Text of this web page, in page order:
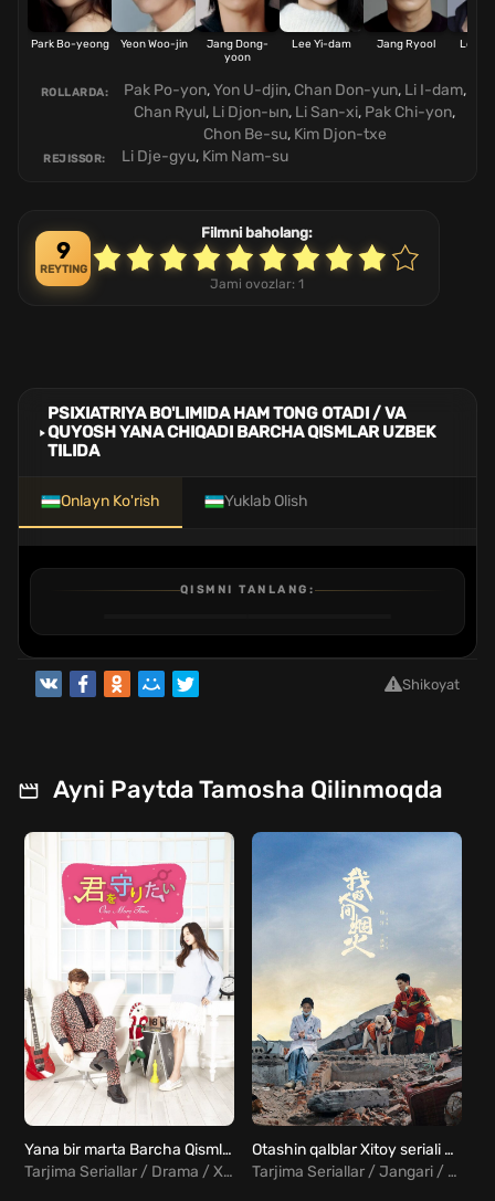
Park Bo-yeong Yeon Woo-jin
Jang Dong-
yoon
Lee Yi-dam Jang Ryool
Lee
ROLLARDA: Pak Po-yon,Yon U-djin, Chan Don-yun, Li I-dam,
Chan Ryul, Li Djon-ыn, Li San-xi, Pak Chi-yon,
Chon Be-su, Kim Djon-txe
REJISSOR: Li Dje-gyu, Kim Nam-su
9
REYTING
Filmni baholang:
Jami ovozlar: 1
PSIXIATRIYA BO'LIMIDA HAM TONG OTADI / VA
QUYOSH YANA CHIQADI BARCHA QISMLAR UZBEK
TILIDA
Onlayn Ko'rish Yuklab Olish
QISMNI TANLANG:
1 2
3 4
Shikoyat
Ayni Paytda Tamosha Qilinmoqda
Yana bir marta Barcha Qismlar Uzbek Tilida Koreya seriali
Tarjima Seriallar / Drama / Xorij Seriallar Uzbek Tilida
Otashin qalblar Xitoy seriali Barcha qismlar Uzbek Tilida
Tarjima Seriallar / Jangari / Melodrama / Xorij Seriallar Uzbek Tilida